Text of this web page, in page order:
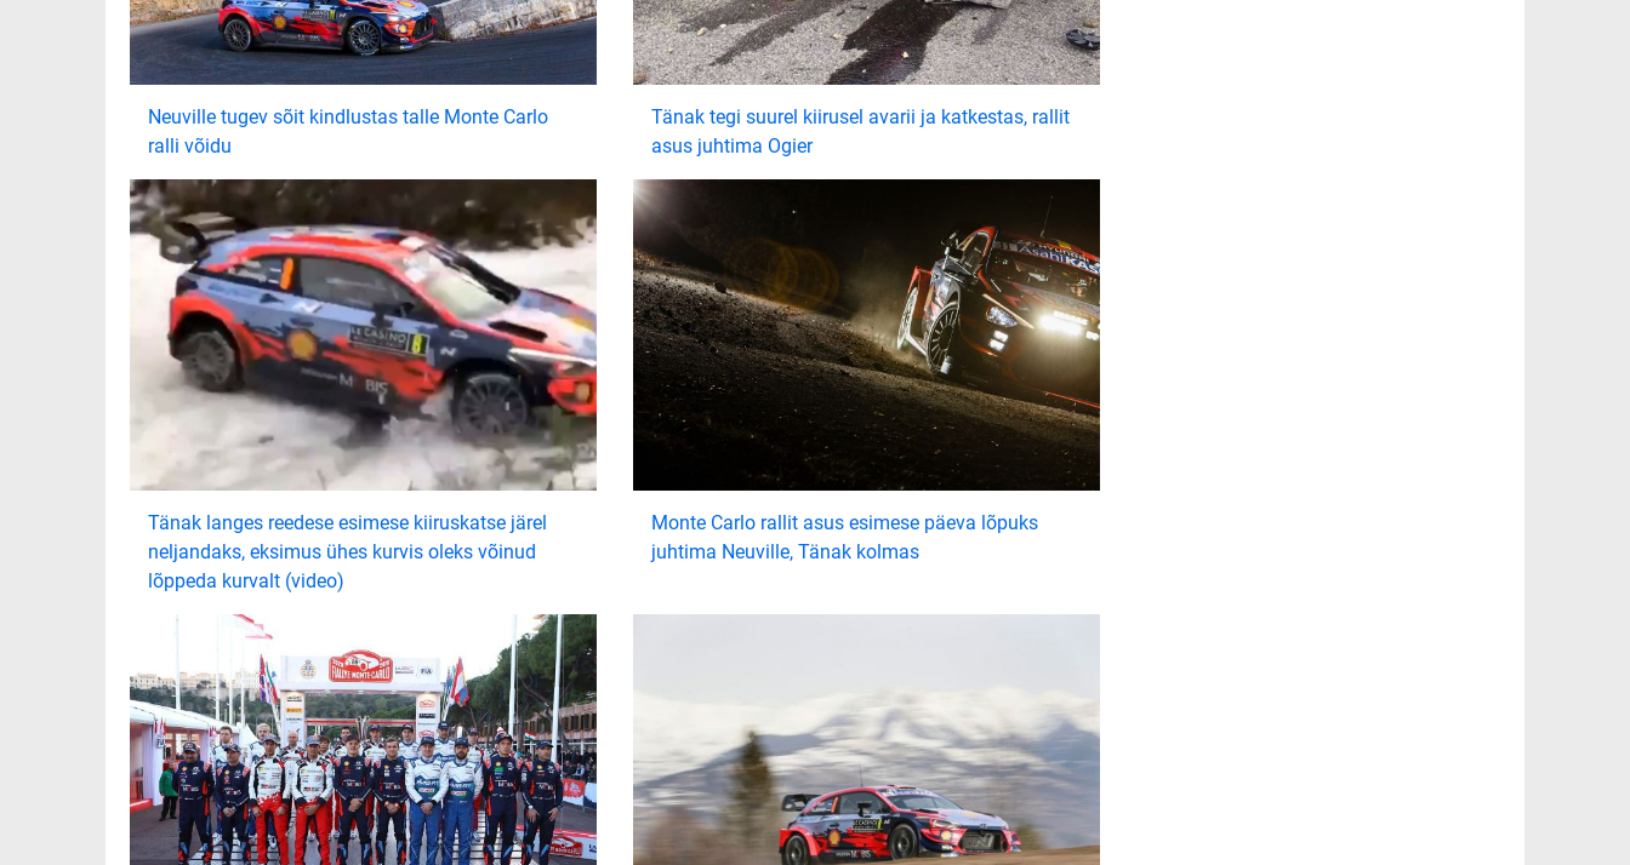
Neuville tugev sõit kindlustas talle Monte Carlo
ralli võidu
Tänak tegi suurel kiirusel avarii ja katkestas, rallit
asus juhtima Ogier
Tänak langes reedese esimese kiiruskatse järel
neljandaks, eksimus ühes kurvis oleks võinud
lõppeda kurvalt (video)
Monte Carlo rallit asus esimese päeva lõpuks
juhtima Neuville, Tänak kolmas